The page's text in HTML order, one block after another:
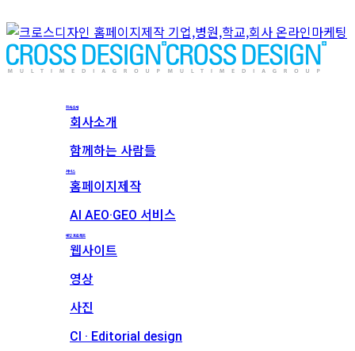
회사소개
회사소개
함께하는 사람들
서비스
홈페이지제작
AI AEO·GEO 서비스
메인 프로젝트
웹사이트
영상
사진
CI · Editorial design